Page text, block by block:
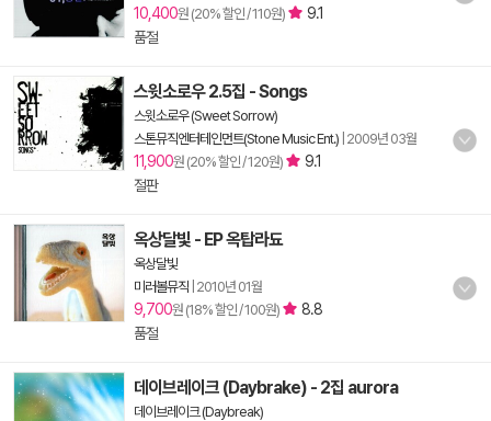
10,400원 (20% 할인 / 110원)
9.1
품절
스윗소로우 2.5집 - Songs
스윗소로우 (Sweet Sorrow)
스톤뮤직엔터테인먼트(Stone Music Ent.) 2009년 03월
11,900원 (20% 할인 / 120원)
9.1
절판
옥상달빛 - EP 옥탑라됴
옥상달빛
미러볼뮤직 2010년 01월
9,700원 (18% 할인 / 100원)
8.8
품절
데이브레이크 (Daybrake) - 2집 aurora
데이브레이크 (Daybreak)